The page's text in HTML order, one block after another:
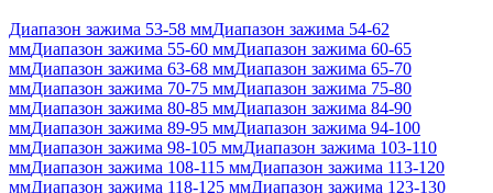
Диапазон зажима 53-58 ммДиапазон зажима 54-62
ммДиапазон зажима 55-60 ммДиапазон зажима 60-65
ммДиапазон зажима 63-68 ммДиапазон зажима 65-70
ммДиапазон зажима 70-75 ммДиапазон зажима 75-80
ммДиапазон зажима 80-85 ммДиапазон зажима 84-90
ммДиапазон зажима 89-95 ммДиапазон зажима 94-100
ммДиапазон зажима 98-105 ммДиапазон зажима 103-110
ммДиапазон зажима 108-115 ммДиапазон зажима 113-120
ммДиапазон зажима 118-125 ммДиапазон зажима 123-130